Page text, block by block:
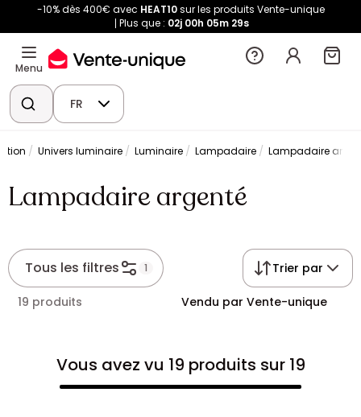
-10% dès 400€ avec HEAT10sur les produits Vente-unique
Plus que : 02j 00h 05m 29s
Menu
FR
Univers luminaire Luminaire Lampadaire Lampadaire
Lampadaire argenté
Tous les filtres 1 Trier par
19 produits Vendu par Vente-unique
Vous avez vu 19 produits sur 19